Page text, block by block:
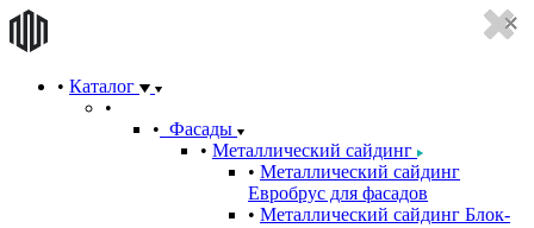
Каталог
Фасады
Металлический сайдинг
Металлический сайдинг
Евробрус для фасадов
Металлический сайдинг Блок-